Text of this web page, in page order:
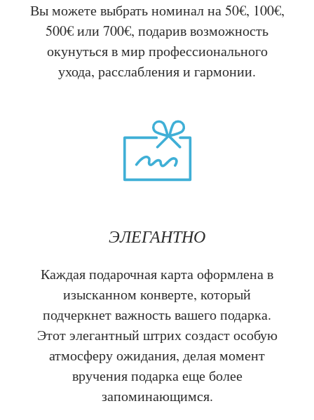
Вы можете выбрать номинал на 50€, 100€,
500€ или 700€, подарив возможность
окунуться в мир профессионального
ухода, расслабления и гармонии.
ЭЛЕГАНТНО
Каждая подарочная карта оформлена в
изысканном конверте, который
подчеркнет важность вашего подарка.
Этот элегантный штрих создаст особую
атмосферу ожидания, делая момент
вручения подарка еще более
запоминающимся.